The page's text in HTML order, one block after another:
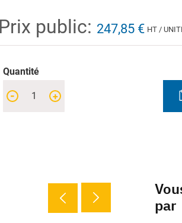
Prix public: 247,85 € HT /
Quantité
+
-
par